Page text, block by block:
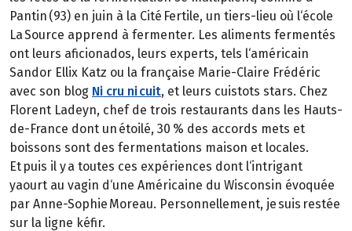
Pantin (93) en juin à la Cité Fertile, un tiers-lieu où l‘école
La Source apprend à fermenter. Les aliments fermentés
ont leurs aficionados, leurs experts, tels l‘américain
Sandor Ellix Katz ou la française Marie-Claire Frédéric
avec son blog Ni cru ni cuit, et leurs cuistots stars. Chez
Florent Ladeyn, chef de trois restaurants dans les Hauts-
de-France dont un étoilé, 30 % des accords mets et
boissons sont des fermentations maison et locales.
Et puis il y a toutes ces expériences dont l‘intrigant
yaourt au vagin d‘une Américaine du Wisconsin évoquée
par Anne-Sophie Moreau. Personnellement, je suis restée
sur la ligne kéfir.